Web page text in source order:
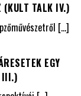
(KULT TALK IV.)
[…]
EGY
III.)